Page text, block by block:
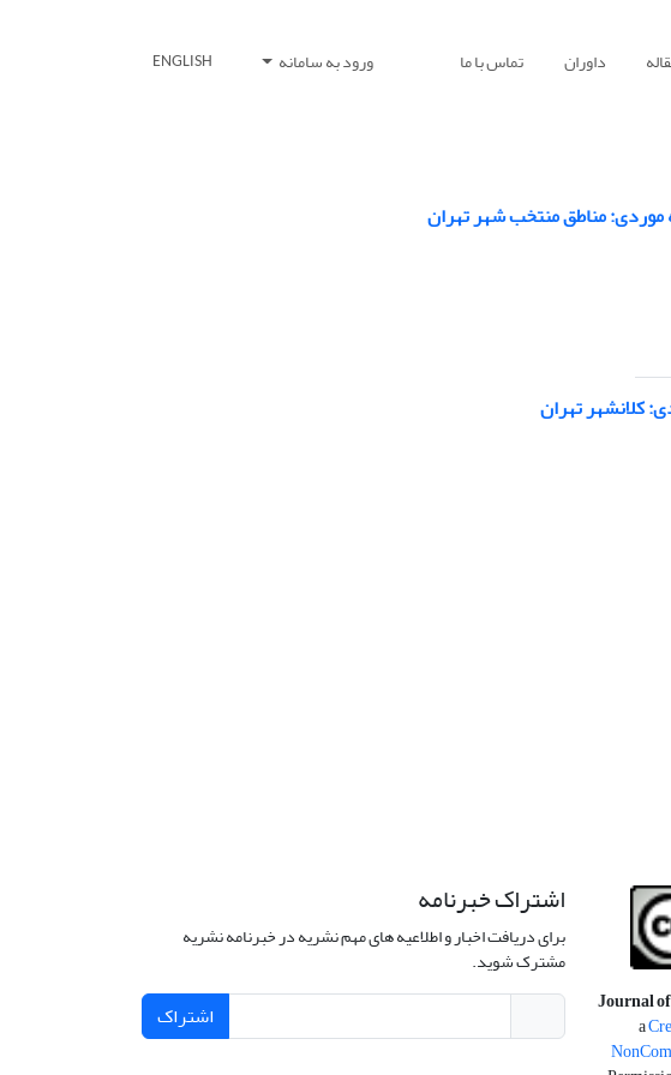
داوران تماس با ما ورود به سامانه ENGLISH
مناطق منتخب شهر تهران
کلانشهر تهران
Journal
a
اشتراک خبرنامه
برای دریافت اخبار و اطلاعیه های مهم نشریه در خبرنامه نشریه
مشترک شوید.
اشتراک